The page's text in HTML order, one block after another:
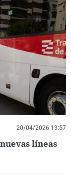
20/04/2026 13:57
líneas